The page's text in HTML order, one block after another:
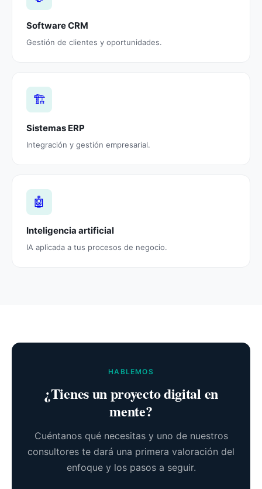
Software CRM
Gestión de clientes y oportunidades.
🏗️
Sistemas ERP
Integración y gestión empresarial.
🤖
Inteligencia artificial
IA aplicada a tus procesos de negocio.
HABLEMOS
¿Tienes un proyecto digital en
mente?
Cuéntanos qué necesitas y uno de nuestros
consultores te dará una primera valoración del
enfoque y los pasos a seguir.